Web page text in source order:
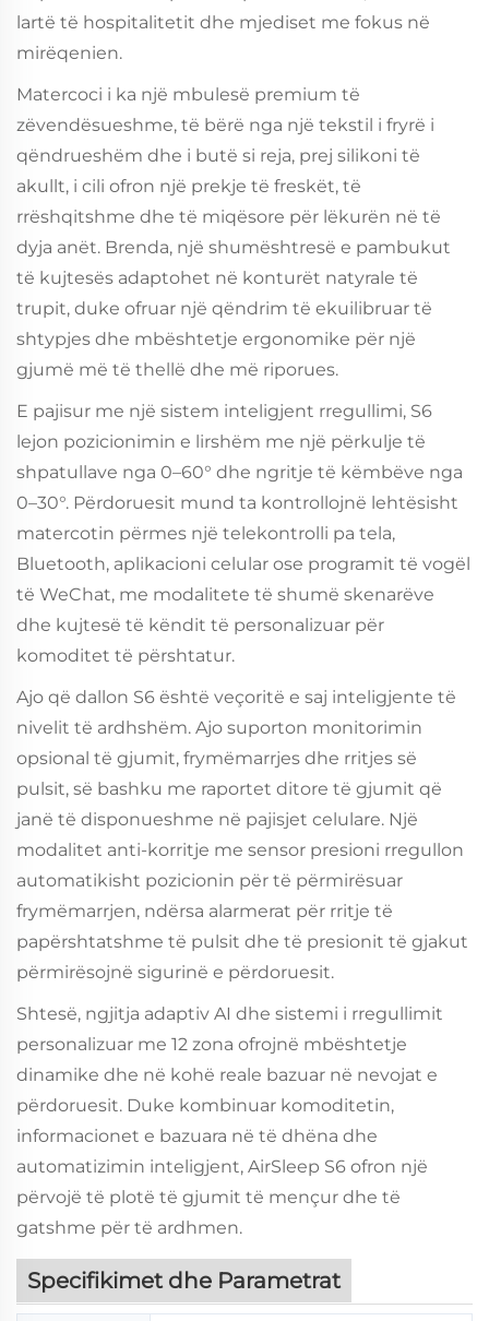
lartë të hospitalitetit dhe mjediset me fokus në
mirëqenien.
Matercoci i ka një mbulesë premium të
zëvendësueshme, të bërë nga një tekstil i fryrë i
qëndrueshëm dhe i butë si reja, prej silikoni të
akullt, i cili ofron një prekje të freskët, të
rrëshqitshme dhe të miqësore për lëkurën në të
dyja anët. Brenda, një shumështresë e pambukut
të kujtesës adaptohet në konturët natyrale të
trupit, duke ofruar një qëndrim të ekuilibruar të
shtypjes dhe mbështetje ergonomike për një
gjumë më të thellë dhe më riporues.
E pajisur me një sistem inteligjent rregullimi, S6
lejon pozicionimin e lirshëm me një përkulje të
shpatullave nga 0–60° dhe ngritje të këmbëve nga
0–30°. Përdoruesit mund ta kontrollojnë lehtësisht
matercotin përmes një telekontrolli pa tela,
Bluetooth, aplikacioni celular ose programit të vogël
të WeChat, me modalitete të shumë skenarëve
dhe kujtesë të këndit të personalizuar për
komoditet të përshtatur.
Ajo që dallon S6 është veçoritë e saj inteligjente të
nivelit të ardhshëm. Ajo suporton monitorimin
opsional të gjumit, frymëmarrjes dhe rritjes së
pulsit, së bashku me raportet ditore të gjumit që
janë të disponueshme në pajisjet celulare. Një
modalitet anti-korritje me sensor presioni rregullon
automatikisht pozicionin për të përmirësuar
frymëmarrjen, ndërsa alarmerat për rritje të
papërshtatshme të pulsit dhe të presionit të gjakut
përmirësojnë sigurinë e përdoruesit.
Shtesë, ngjitja adaptiv AI dhe sistemi i rregullimit
personalizuar me 12 zona ofrojnë mbështetje
dinamike dhe në kohë reale bazuar në nevojat e
përdoruesit. Duke kombinuar komoditetin,
informacionet e bazuara në të dhëna dhe
automatizimin inteligjent, AirSleep S6 ofron një
përvojë të plotë të gjumit të mençur dhe të
gatshme për të ardhmen.
Specifikimet dhe Parametrat